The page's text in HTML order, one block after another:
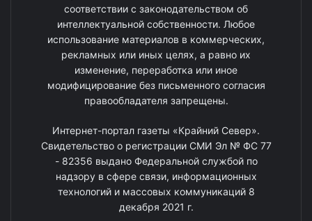
соответствии с законодательством об
интеллектуальной собственности. Любое
использование материалов в коммерческих,
рекламных или иных целях, а равно их
изменение, переработка или иное
модифицирование без письменного согласия
правообладателя запрещены.
Интернет-портал газеты «Крайний Север».
Свидетельство о регистрации СМИ Эл № ФС 77
- 82356 выдано Федеральной службой по
надзору в сфере связи, информационных
технологий и массовых коммуникаций 8
декабря 2021 г.